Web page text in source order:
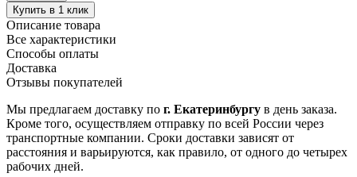
Купить в 1 клик
Описание товара
Все характеристики
Способы оплаты
Доставка
Отзывы покупателей
Мы предлагаем доставку по г. Екатеринбургу в день заказа.
Кроме того, осуществляем отправку по всей России через
транспортные компании. Сроки доставки зависят от
расстояния и варьируются, как правило, от одного до четырех
рабочих дней.